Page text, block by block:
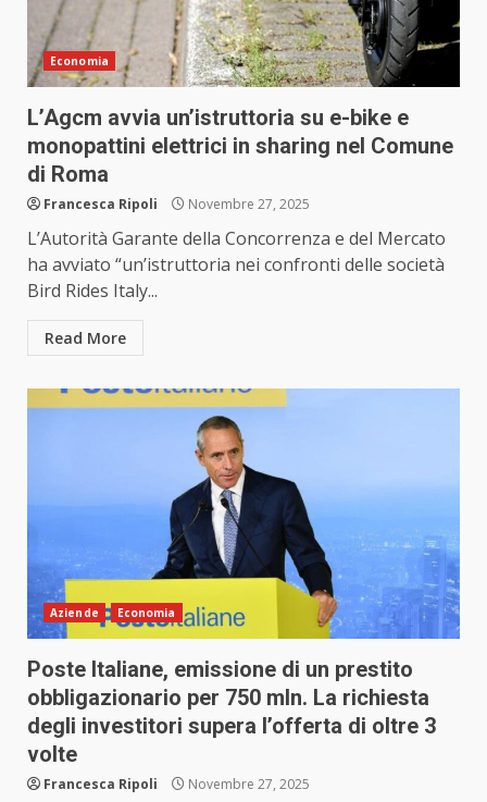
Economia
L’Agcm avvia un’istruttoria su e-bike e
monopattini elettrici in sharing nel Comune
di Roma
Francesca Ripoli Novembre 27, 2025
L’Autorità Garante della Concorrenza e del Mercato
ha avviato “un’istruttoria nei confronti delle società
Bird Rides Italy...
Read More
Aziende Economia
Poste Italiane, emissione di un prestito
obbligazionario per 750 mln. La richiesta
degli investitori supera l’offerta di oltre 3
volte
Francesca Ripoli Novembre 27, 2025